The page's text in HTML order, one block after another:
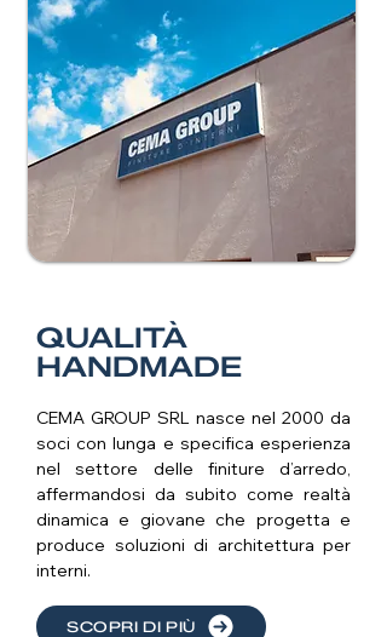
QUALITÀ
HANDMADE
CEMA GROUP SRL nasce nel 2000 da
soci con lunga e specifica esperienza
nel settore delle finiture d’arredo,
affermandosi da subito come realtà
dinamica e giovane che progetta e
produce soluzioni di architettura per
interni.
SCOPRI DI PIÙ